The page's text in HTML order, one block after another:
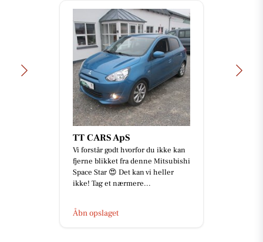
TT CARS ApS
Vi forstår godt hvorfor du ikke kan
fjerne blikket fra denne Mitsubishi
Space Star 😍 Det kan vi heller
ikke! Tag et nærmere...
Åbn opslaget